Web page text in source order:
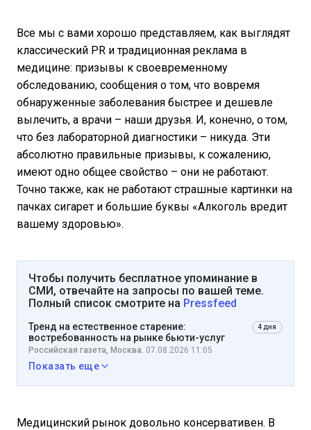
Все мы с вами хорошо представляем, как выглядят
классический PR и традиционная реклама в
медицине: призывы к своевременному
обследованию, сообщения о том, что вовремя
обнаруженные заболевания быстрее и дешевле
вылечить, а врачи – наши друзья. И, конечно, о том,
что без лабораторной диагностики – никуда. Эти
абсолютно правильные призывы, к сожалению,
имеют одно общее свойство – они не работают.
Точно также, как не работают страшные картинки на
пачках сигарет и большие буквы «Алкоголь вредит
вашему здоровью».
Чтобы получить бесплатное упоминание в
СМИ, отвечайте на запросы по вашей теме.
Полный список смотрите на Pressfeed
Тренд на естественное старение:
востребованность на рынке бьюти-услуг
4 дня
Российская газета, Москва. 07.08.2026 11:05
Показать еще
Медицинский рынок довольно консервативен. В